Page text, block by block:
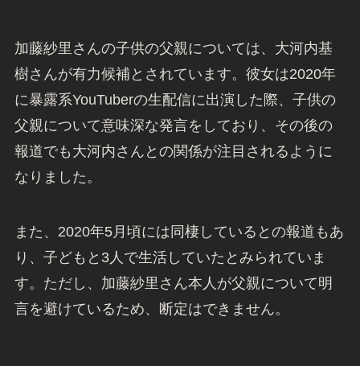
加藤紗里さんの子供の父親については、大河内基
樹さんが有力候補とされています。彼女は2020年
に暴露系YouTuberの生配信に出演した際、子供の
父親について意味深な発言をしており、その後の
報道でも大河内さんとの関係が注目されるように
なりました。
また、2020年5月頃には同棲しているとの報道もあ
り、子どもと3人で生活していたとみられていま
す。ただし、加藤紗里さん本人が父親について明
言を避けているため、断定はできません。